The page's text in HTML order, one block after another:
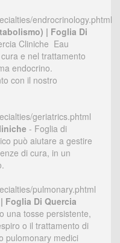
endrocrinology.phtml
| Foglia Di
Cliniche  Eau
e nel trattamento
endocrino.
con il nostro
geriatrics.phtml
- Foglia di
può aiutare a gestire
di cura, in un
pulmonary.phtml
Foglia Di Quercia
una tosse persistente,
o il trattamento di
pulomonary medici